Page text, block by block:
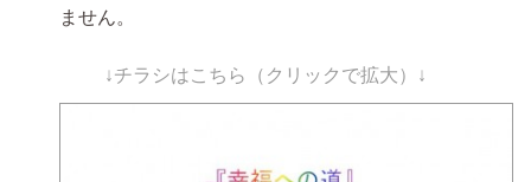
ません。
↓チラシはこちら（クリックで拡大）↓